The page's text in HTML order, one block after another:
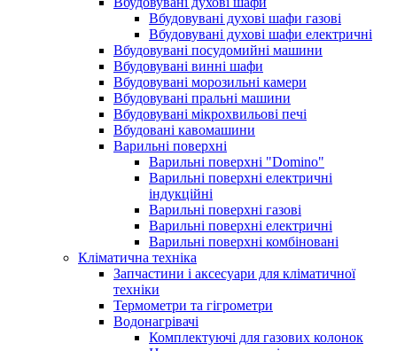
Вбудовувані духові шафи газові
Вбудовувані духові шафи електричні
Вбудовувані посудомийні машини
Вбудовувані винні шафи
Вбудовувані морозильні камери
Вбудовувані пральні машини
Вбудовувані мікрохвильові печі
Вбудовані кавомашини
Варильні поверхні
Варильні поверхні "Domino"
Варильні поверхні електричні
індукційні
Варильні поверхні газові
Варильні поверхні електричні
Варильні поверхні комбіновані
Кліматична техніка
Запчастини і аксесуари для кліматичної
техніки
Термометри та гігрометри
Водонагрівачі
Комплектуючі для газових колонок